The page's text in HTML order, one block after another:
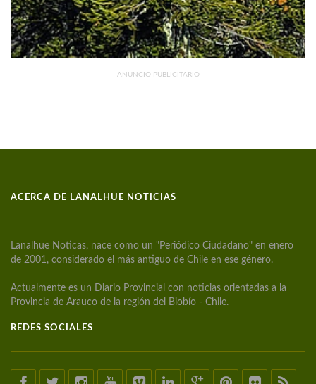
ANUNCIO PUBLICITARIO
ACERCA DE LANALHUE NOTICIAS
Lanalhue Noticas, nace como un "Periódico Ciudadano" en enero
de 2001, considerado el más antiguo de Chile en ese género.
Actualmente es un Diario Provincial con noticias orientadas a la
Provincia de Arauco de la región del Biobío - Chile.
REDES SOCIALES